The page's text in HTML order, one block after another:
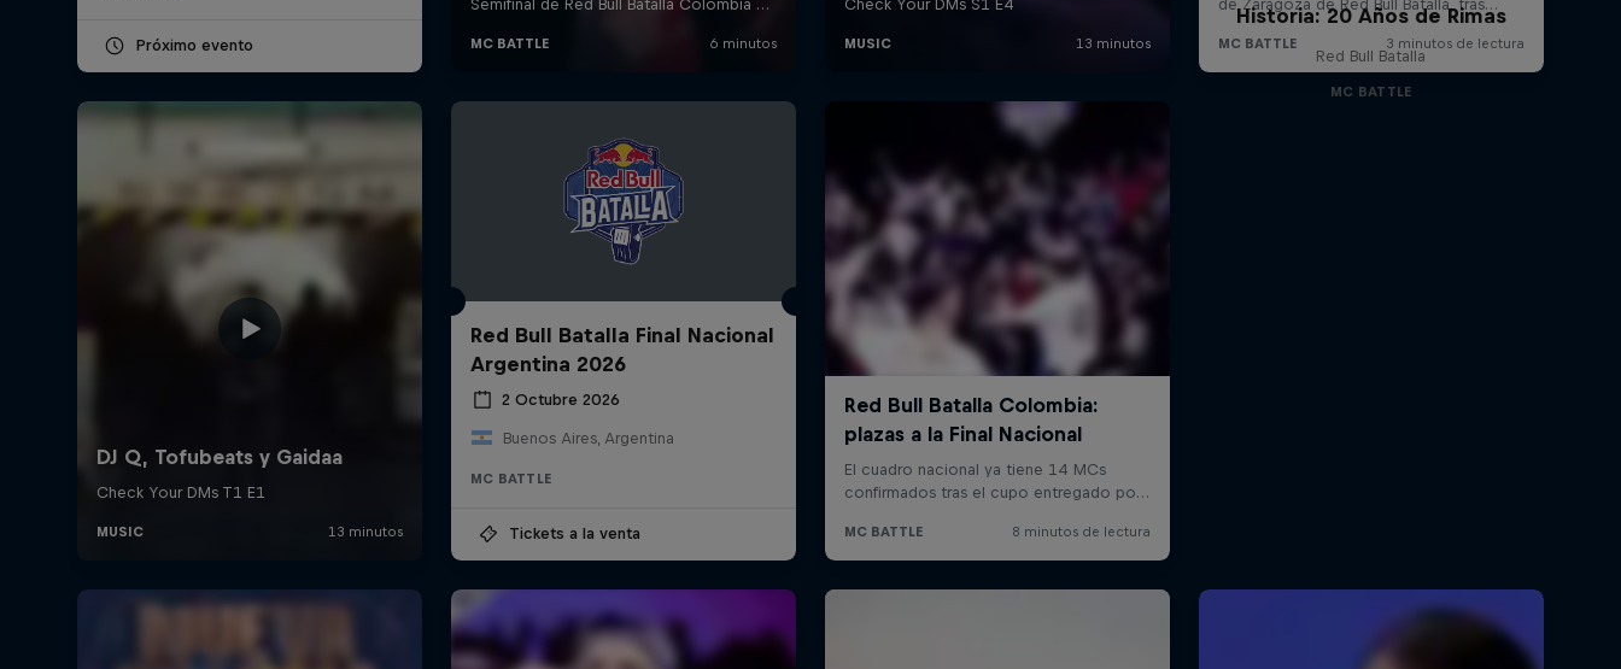
Próximo evento
Red Bull Batalla Final Nacional
Argentina 2026
2 Octubre 2026
Buenos Aires, Argentina
MC BATTLE
Tickets a la venta
Historia: 20 Años de Rimas
Red Bull Batalla
MC BATTLE